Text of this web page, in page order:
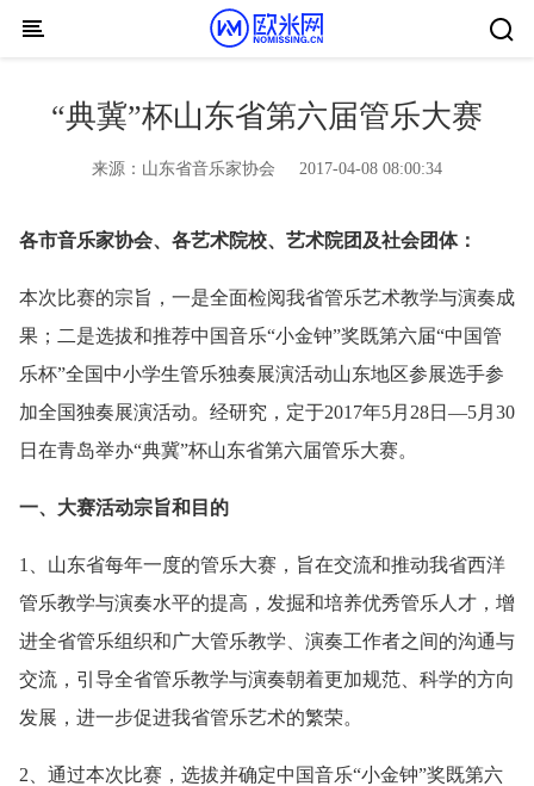
Skip to content
“典冀”杯山东省第六届管乐大赛
来源： 山东省音乐家协会 2017-04-08 08:00:34
各市音乐家协会、各艺术院校、艺术院团及社会团体：
本次比赛的宗旨，一是全面检阅我省管乐艺术教学与演奏成
果；二是选拔和推荐中国音乐“小金钟”奖既第六届“中国管
乐杯”全国中小学生管乐独奏展演活动山东地区参展选手参
加全国独奏展演活动。经研究，定于2017年5月28日—5月30
日在青岛举办“典冀”杯山东省第六届管乐大赛。
一、大赛活动宗旨和目的
1、山东省每年一度的管乐大赛，旨在交流和推动我省西洋
管乐教学与演奏水平的提高，发掘和培养优秀管乐人才，增
进全省管乐组织和广大管乐教学、演奏工作者之间的沟通与
交流，引导全省管乐教学与演奏朝着更加规范、科学的方向
发展，进一步促进我省管乐艺术的繁荣。
2、通过本次比赛，选拔并确定中国音乐“小金钟”奖既第六